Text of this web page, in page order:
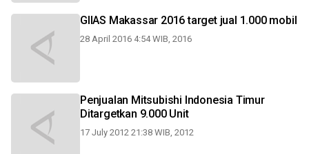
GIIAS Makassar 2016 target jual 1.000 mobil
28 April 2016 4:54 WIB, 2016
Penjualan Mitsubishi Indonesia Timur
Ditargetkan 9.000 Unit
17 July 2012 21:38 WIB, 2012